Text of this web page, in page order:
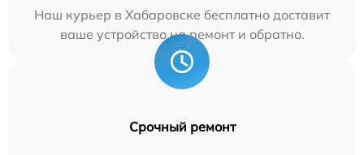
Наш курьер в Хабаровске бесплатно доставит
ваше устройство на ремонт и обратно.
Срочный ремонт